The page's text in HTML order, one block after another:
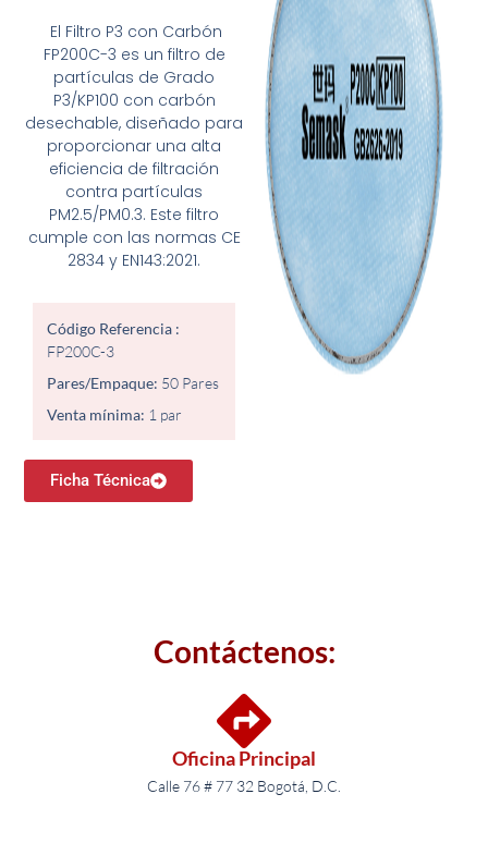
El Filtro P3 con Carbón
FP200C-3 es un filtro de
partículas de Grado
P3/KP100 con carbón
desechable, diseñado para
proporcionar una alta
eficiencia de filtración
contra partículas
PM2.5/PM0.3. Este filtro
cumple con las normas CE
2834 y EN143:2021.
Código Referencia :
FP200C-3
Pares/Empaque: 50 Pares
Venta mínima: 1 par
Ficha Técnica
Contáctenos:
Oficina Principal
Calle 76 # 77 32 Bogotá, D.C.